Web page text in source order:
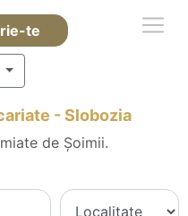
te
- Slobozia
de Șoimii.